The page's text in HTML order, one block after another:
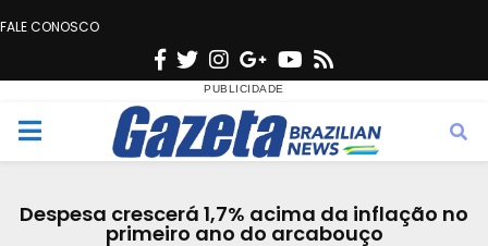
FALE CONOSCO
F
c
e
o
T
w
i
t
e
n
s
t
g
G
o
o
g
e
Y
u
t
b
s
M
Despesa crescerá 1,7% acima da inflação no
primeiro ano do arcabouço